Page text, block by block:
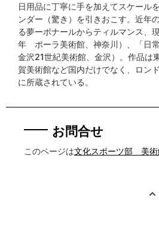
日用品に丁寧に手を加えてスケール
ンダー（驚き）を引きおこす。近年
る夢ーボナールからティルマンス、
年 ポーラ美術館、神奈川）、「日
金沢21世紀美術館、金沢）。作品は
賀美術館など国内だけでなく、ロン
に所蔵されている。
お問合せ
このページは文化スポーツ部 美術